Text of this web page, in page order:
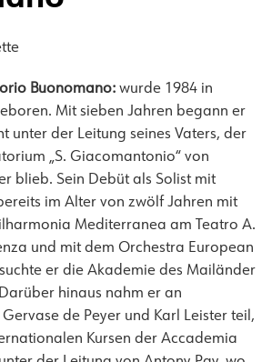
Buonomano: wurde 1984 in
Mit sieben Jahren begann er
unter der Leitung seines Vaters, der
„S. Giacomantonio“ von
blieb. Sein Debüt als Solist mit
im Alter von zwölf Jahren mit
Mediterranea am Teatro A.
und mit dem Orchestra European
er die Akademie des Mailänder
hinaus nahm er an
de Peyer und Karl Leister teil,
Kursen der Accademia